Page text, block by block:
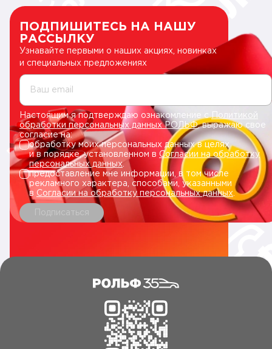
ПОДПИШИТЕСЬ НА НАШУ
РАССЫЛКУ
Узнавайте первыми о наших акциях, новинках
и специальных предложениях
Ваш email
Настоящим я подтверждаю ознакомление сПолитикой
обработки персональных данных РОЛЬФ, выражаю свое
согласие на:
обработку моих персональных данных в целях
и в порядке, установленном в Согласии на обработку
персональных данных.
предоставление мне информации, в том числе
рекламного характера, способами, указанными
в Согласии на обработку персональных данных
Подписаться